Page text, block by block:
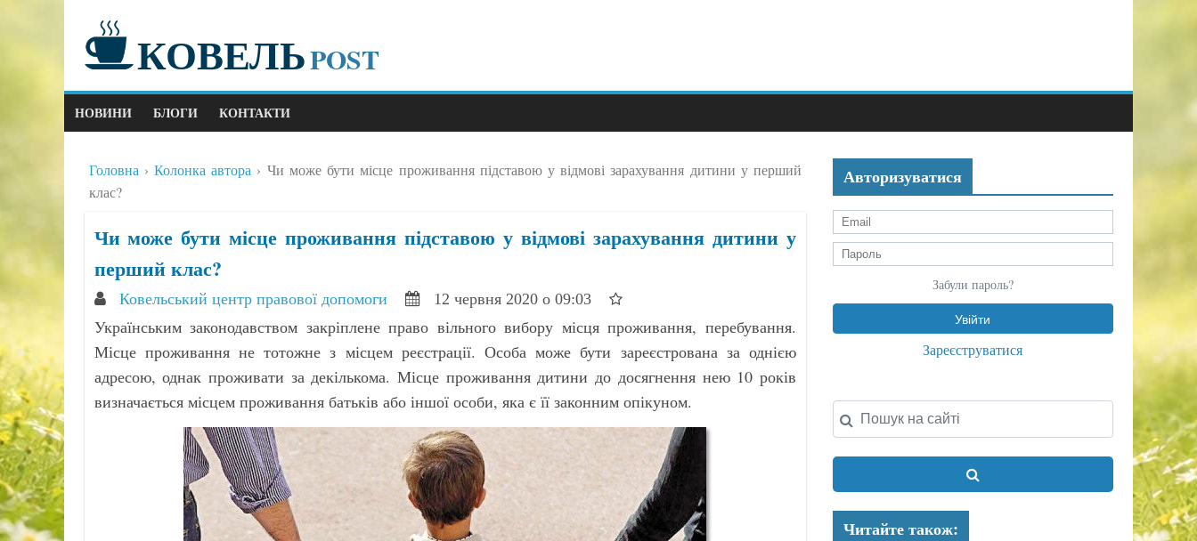
КОВЕЛЬPOST
НОВИНИ БЛОГИ КОНТАКТИ
Головна Колонка автора
Чи може бути місце проживання підставою у відмові зарахування дитини у перший
клас?
Чи може бути місце проживання підставою у відмові зарахування дитини у
перший клас?
Ковельський центр правової допомоги 12 червня 2020 о 09:03
Українським законодавством закріплене право вільного вибору місця проживання, перебування.
Місце проживання не тотожне з місцем реєстрації. Особа може бути зареєстрована за однією
адресою, однак проживати за декількома. Місце проживання дитини до досягнення нею 10 років
визначається місцем проживання батьків або іншої особи, яка є її законним опікуном.
Авторизуватися
Забули пароль?
Зареєструватися
Читайте також: